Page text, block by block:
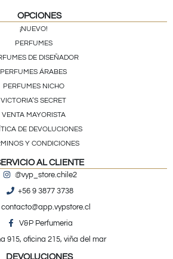
OPCIONES
¡NUEVO!
PERFUMES
DE DISEÑADOR
PERFUMES ÁRABES
PERFUMES NICHO
VICTORIA’S SECRET
VENTA MAYORISTA
DE DEVOLUCIONES
Y CONDICIONES
AL CLIENTE
@vyp_store.chile2
+56 9 3877 3738
contacto@app.vypstore.cl
V&P Perfumeria
915, oficina 215, viña del mar
DEVOLUCIONES